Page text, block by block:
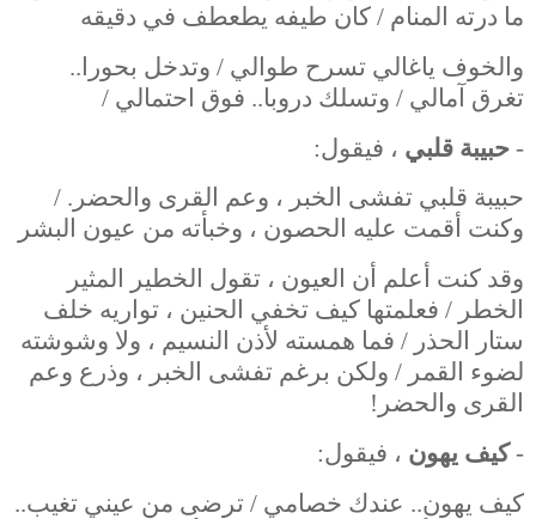
ما درته المنام / كان طيفه يطعطف في دقيقه
والخوف ياغالي تسرح طوالي / وتدخل بحورا..
تغرق آمالي / وتسلك دروبا.. فوق احتمالي /
- حبيبة قلبي ، فيقول:
حبيبة قلبي تفشى الخبر ، وعم القرى والحضر. /
وكنت أقمت عليه الحصون ، وخبأته من عيون البشر
وقد كنت أعلم أن العيون ، تقول الخطير المثير
الخطر / فعلمتها كيف تخفي الحنين ، تواريه خلف
ستار الحذر / فما همسته لأذن النسيم ، ولا وشوشته
لضوء القمر / ولكن برغم تفشى الخبر ، وذرع وعم
القرى والحضر!
-كيف يهون ، فيقول:
كيف يهون.. عندك خصامي / ترضى من عيني تغيب..